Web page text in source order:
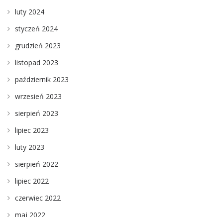
luty 2024
styczeń 2024
grudzień 2023
listopad 2023
październik 2023
wrzesień 2023
sierpień 2023
lipiec 2023
luty 2023
sierpień 2022
lipiec 2022
czerwiec 2022
maj 2022